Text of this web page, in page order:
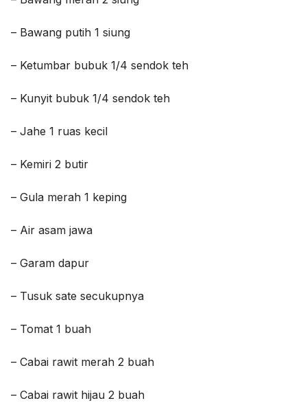
– Bawang putih 1 siung
– Ketumbar bubuk 1/4 sendok teh
– Kunyit bubuk 1/4 sendok teh
– Jahe 1 ruas kecil
– Kemiri 2 butir
– Gula merah 1 keping
– Air asam jawa
– Garam dapur
– Tusuk sate secukupnya
– Tomat 1 buah
– Cabai rawit merah 2 buah
– Cabai rawit hijau 2 buah